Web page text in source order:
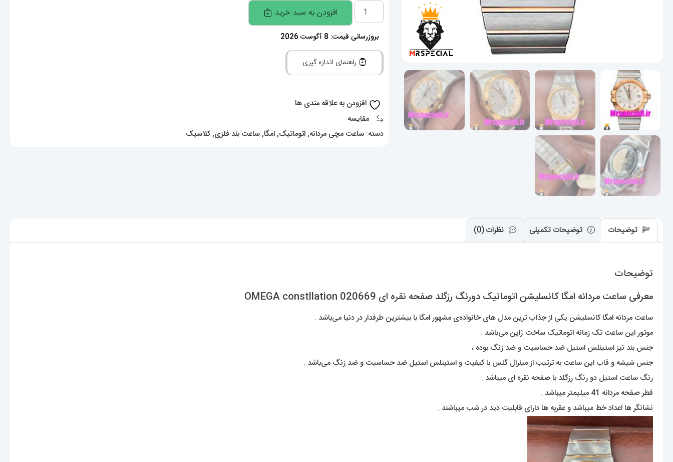
ساعت
مردانه
امگا
کانسلیشن
اتوماتیک
رزگلد
صفحه
افزودن به سبد خرید
بروزرسانی قیمت: 8 آگوست 2026
راهنمای اندازه گیری
افزودن به علاقه مندی ها
مقایسه
دسته: ساعت مچی مردانه,اتوماتیک,امگا,ساعت بند فلزی,کلاسیک
توضیحات توضیحات تکمیلی نظرات (0)
توضیحات
معرفی ساعت مردانه امگا کانسلیشن اتوماتیک دورنگ رزگلد صفحه نقره ای OMEGA constllation 020669
ساعت مردانه امگاکانسلیشن یکی از جذاب ترین مدل های خانواده‌ی مشهور امگا با بیشترین طرفدار در دنیا می‌باشد .
موتور این ساعت تک زمانه اتوماتیک ساخت ژاپن می‌باشد .
جنس بند نیز استینلس استیل ضد حساسیت و ضد زنگ بوده ،
جنس شیشه و قاب این ساعت به ترتیب از مینرال گلس با کیفیت و استینلس استیل ضد حساسیت و ضد زنگ می‌باشد .
رنگ ساعت استیل دو رنگ رزگلد با صفحه نقره ای میباشد .
قطر صفحه مردانه 41 میلیمتر میباشد .
نشانگر ها اعداد خط میباشد و عقربه ها دارای قابلیت دید در شب میباشند .